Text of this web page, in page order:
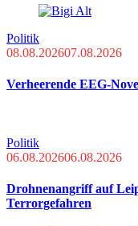
Politik
08.08.202607.08.2026
Verheerende EEG-
Politik
06.08.202606.08.2026
Drohnenangriff auf
Terrorgefahren